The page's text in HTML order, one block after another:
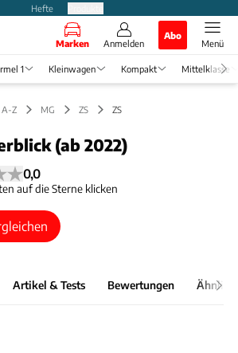
Hefte
Marken Anmelden
Abo
Menü
1 Kleinwagen Kompakt Mittelklasse
A-Z MG ZS ZS
(ab 2022)
0,0
auf die Sterne klicken
Artikel & Tests Bewertungen